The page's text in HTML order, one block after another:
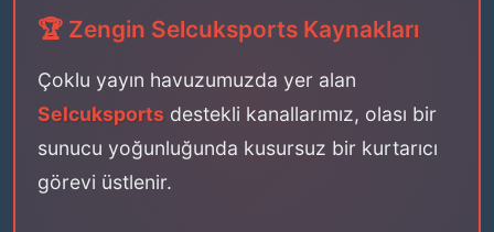
🏆 Zengin Selcuksports Kaynakları
Çoklu yayın havuzumuzda yer alan
Selcuksports destekli kanallarımız, olası bir
sunucu yoğunluğunda kusursuz bir kurtarıcı
görevi üstlenir.